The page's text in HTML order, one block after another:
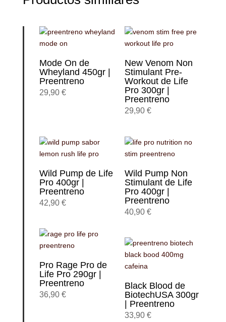
Mode On de
Wheyland 450gr |
Preentreno
29,90 €
New Venom Non
Stimulant Pre-
Workout de Life
Pro 300gr |
Preentreno
29,90 €
Wild Pump de Life
Pro 400gr |
Preentreno
42,90 €
Wild Pump Non
Stimulant de Life
Pro 400gr |
Preentreno
40,90 €
Pro Rage Pro de
Life Pro 290gr |
Preentreno
36,90 €
Black Blood de
BiotechUSA 300gr
| Preentreno
33,90 €